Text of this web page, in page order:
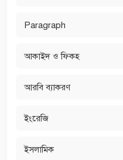
Paragraph
আকাইদ ও ফিকহ
আরবি ব্যাকরণ
ইংরেজি
ইসলামিক